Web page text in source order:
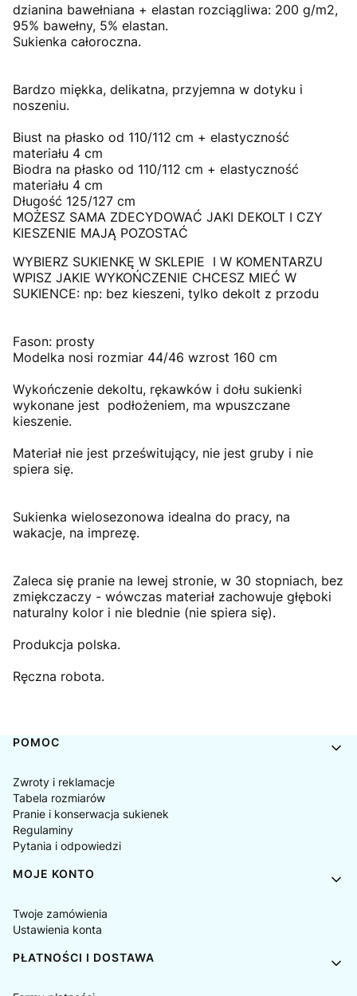
dzianina bawełniana + elastan rozciągliwa: 200 g/m2,
95% bawełny, 5% elastan.
Sukienka całoroczna.
Bardzo miękka, delikatna, przyjemna w dotyku i
noszeniu.
Biust na płasko od 110/112 cm + elastyczność
materiału 4 cm
Biodra na płasko od 110/112 cm + elastyczność
materiału 4 cm
Długość 125/127 cm
MOŻESZ SAMA ZDECYDOWAĆ JAKI DEKOLT I CZY
KIESZENIE MAJĄ POZOSTAĆ
WYBIERZ SUKIENKĘ W SKLEPIE I W KOMENTARZU
WPISZ JAKIE WYKOŃCZENIE CHCESZ MIEĆ W
SUKIENCE: np: bez kieszeni, tylko dekolt z przodu
Fason: prosty
Modelka nosi rozmiar 44/46 wzrost 160 cm
Wykończenie dekoltu, rękawków i dołu sukienki
wykonane jest podłożeniem, ma wpuszczane
kieszenie.
Materiał nie jest prześwitujący, nie jest gruby i nie
spiera się.
Sukienka wielosezonowa idealna do pracy, na
wakacje, na imprezę.
Zaleca się pranie na lewej stronie, w 30 stopniach, bez
zmiękczaczy - wówczas materiał zachowuje głęboki
naturalny kolor i nie blednie (nie spiera się).
Produkcja polska.
Ręczna robota.
Linki w stopce
POMOC
Zwroty i reklamacje
Tabela rozmiarów
Pranie i konserwacja sukienek
Regulaminy
Pytania i odpowiedzi
MOJE KONTO
Twoje zamówienia
Ustawienia konta
PŁATNOŚCI I DOSTAWA